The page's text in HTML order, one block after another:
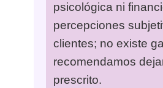
psicológica ni
percepciones
clientes; no existe
recomendamos
prescrito.